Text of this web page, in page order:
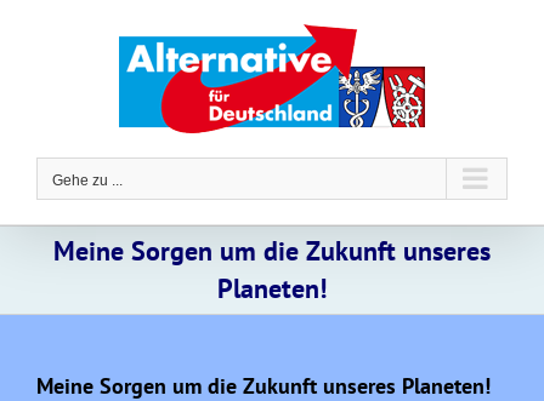
Gehe zu ...
Meine Sorgen um die Zukunft unseres
Planeten!
Meine Sorgen um die Zukunft unseres Planeten!